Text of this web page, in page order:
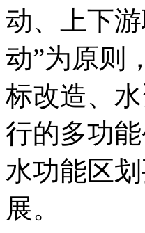
动、上下
动”为原则
标改造、
行的多功
水功能区
展。